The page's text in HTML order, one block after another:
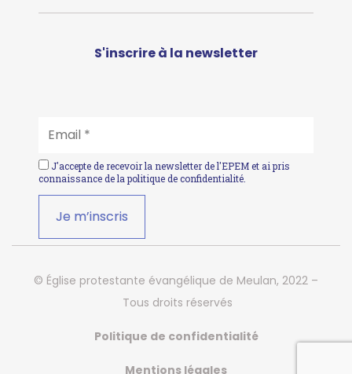
S'inscrire à la newsletter
J'accepte de recevoir la newsletter de l'EPEM et ai pris
connaissance de la politique de confidentialité
© Église protestante évangélique de Meulan, 2022 –
Tous droits réservés
Politique de confidentialité
Mentions légales